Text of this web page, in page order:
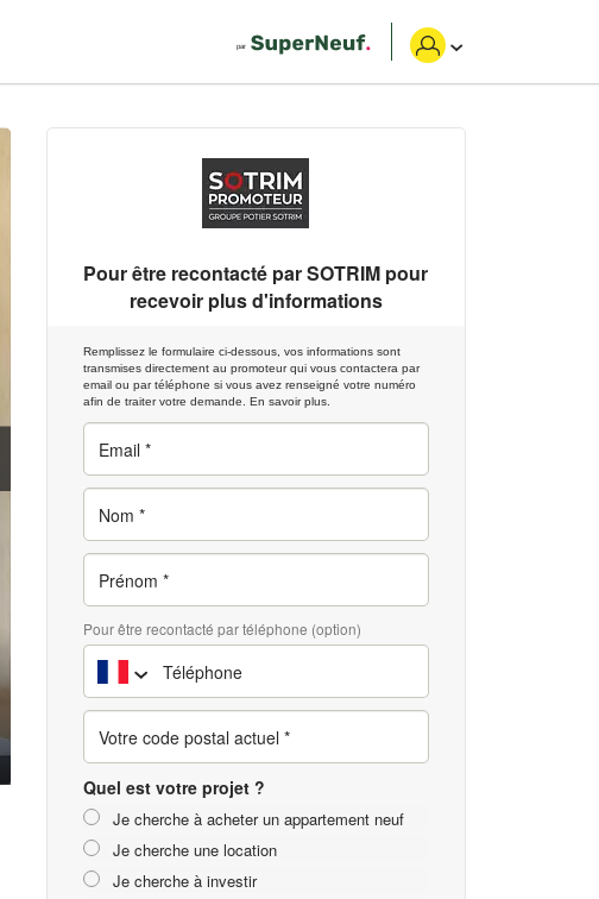
Pour être recontacté parSOTRIM pour
recevoir plus d'informations
Remplissez le formulaire ci-dessous, vos informations sont
transmises directement au promoteur qui vous contactera par
email ou par téléphone si vous avez renseigné votre numéro
afin de traiter votre demande. En savoir plus.
Pour être recontacté par téléphone (option)
Quel est votre projet ?
Je cherche à acheter un appartement neuf
Je cherche une location
Je cherche à investir